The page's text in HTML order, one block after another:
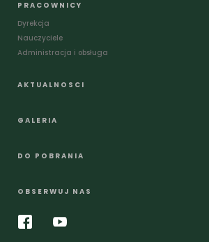
PRACOWNICY
Dyrekcja
Nauczyciele
Administracja i obsługa
AKTUALNOSCI
GALERIA
DO POBRANIA
OBSERWUJ NAS